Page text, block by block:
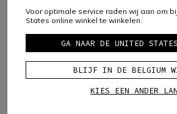
Dainese S.p.A. hebt gelezen en begrepen.
Om ons in staat te stellen contact met u op te
volgende vakjes aan:
Voor optimale service raden wij aan om
States online winkel te winkelen.
GA NAAR DE UNITED
BLIJF IN DE BELGIUM
KIES EEN ANDER